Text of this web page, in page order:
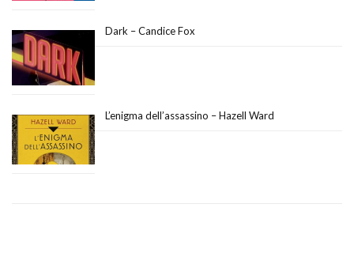
Dark – Candice Fox
L’enigma dell’assassino – Hazell Ward